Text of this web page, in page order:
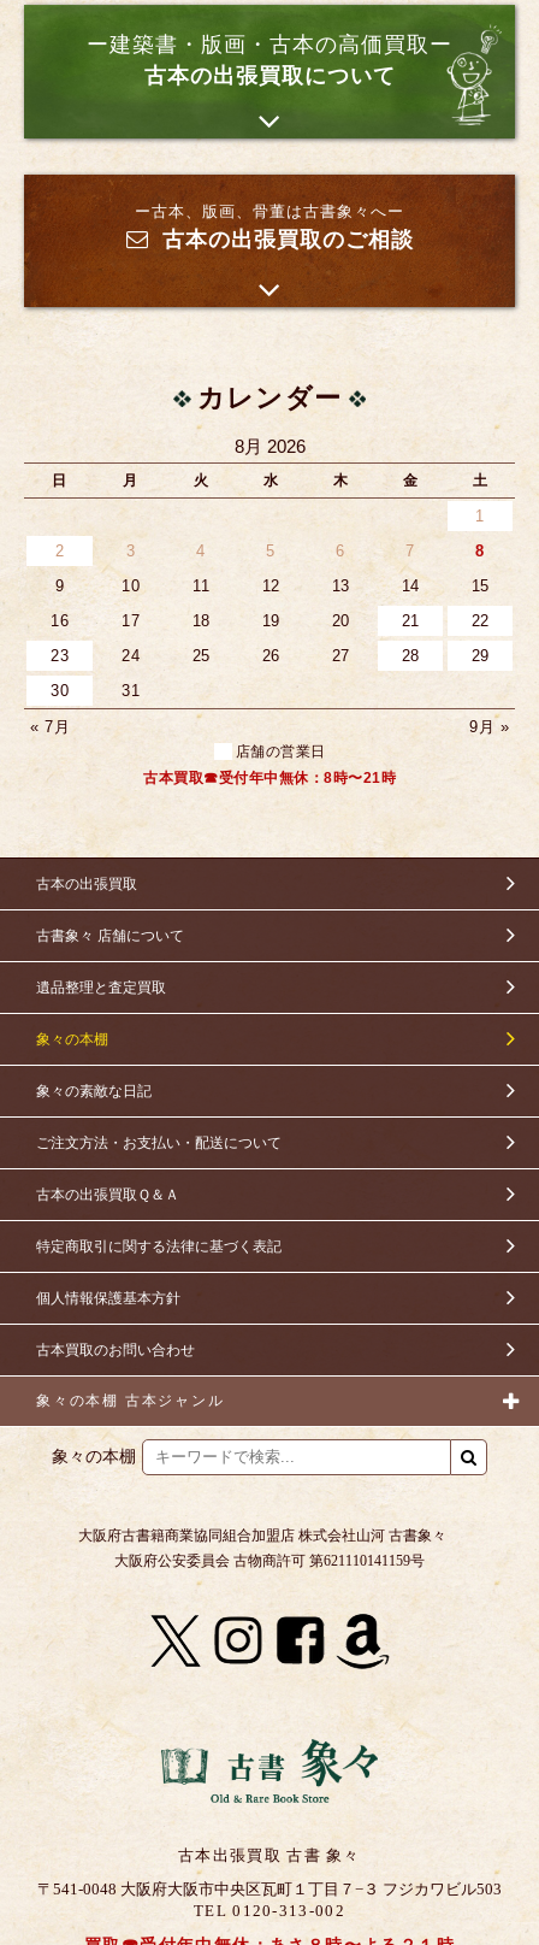
ー建築書・版画・古本の高価買取ー
古本の出張買取について
ー古本、版画、骨董は古書象々へー
古本の出張買取のご相談
カレンダー
8月 2026
日 月 火 水 木 金 土
1
2
3 4 5 6 7
8
9
10 11 12 13 14
15
16
17 18 19 20 21
22
23
24 25 26 27 28
29
30
31
« 7月
9月 »
店舗の営業日
古本買取☎受付年中無休：8時〜21時
古本の出張買取
古書象々 店舗について
遺品整理と査定買取
象々の本棚
象々の素敵な日記
ご注文方法・お支払い・配送について
古本の出張買取Ｑ＆Ａ
特定商取引に関する法律に基づく表記
個人情報保護基本方針
古本買取のお問い合わせ
象々の本棚 古本ジャンル
象々の本棚
大阪府古書籍商業協同組合加盟店 株式会社山河 古書象々
大阪府公安委員会 古物商許可 第621110141159号
古本出張買取 古書 象々
〒541-0048 大阪府大阪市中央区瓦町１丁目７−３ フジカワビル503
TEL 0120-313-002